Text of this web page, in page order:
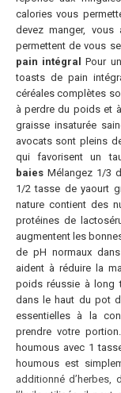
calories vous
devez manger,
permettent de vous
pain intégral Pour
toasts de pain
céréales complètes
à perdre du poids et
graisse insaturée
avocats sont pleins
qui favorisent un
baiesMélangez 1/3
1/2 tasse de yaourt
nature contient des
protéines de
augmentent les
de pH normaux
aident à réduire la
poids réussie à long
dans le haut du pot
essentielles à la
prendre votre portion.
houmous avec 1
houmous est
additionné d’herbes,